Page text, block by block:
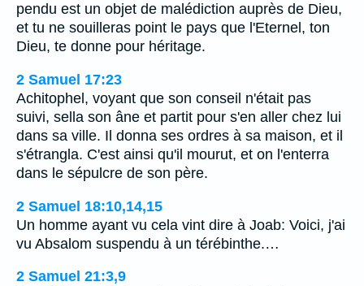
pendu est un objet de malédiction auprès de Dieu,
et tu ne souilleras point le pays que l'Eternel, ton
Dieu, te donne pour héritage.
2 Samuel 17:23
Achitophel, voyant que son conseil n'était pas
suivi, sella son âne et partit pour s'en aller chez lui
dans sa ville. Il donna ses ordres à sa maison, et il
s'étrangla. C'est ainsi qu'il mourut, et on l'enterra
dans le sépulcre de son père.
2 Samuel 18:10,14,15
Un homme ayant vu cela vint dire à Joab: Voici, j'ai
vu Absalom suspendu à un térébinthe.…
2 Samuel 21:3,9